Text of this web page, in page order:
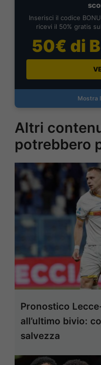
Inserisci il codice
ricevi il 50% gratis
50€ di
Mostra
Altri
potrebbero
Pronostico
all’ultimo bivio:
salvezza